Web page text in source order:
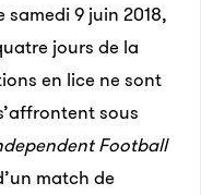
9 juin 2018,
jours de la
en lice ne sont
sous
Football
match de